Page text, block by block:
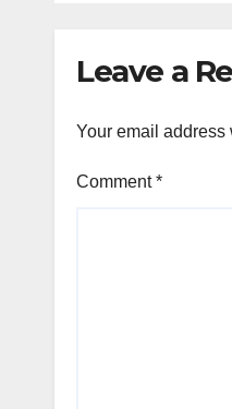
Leave a
Your email
Comment*